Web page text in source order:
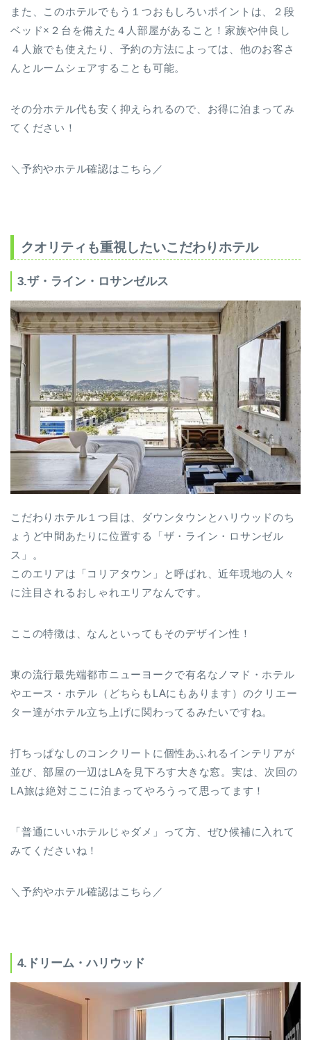
また、このホテルでもう１つおもしろいポイントは、２段
ベッド×２台を備えた４人部屋があること！家族や仲良し
４人旅でも使えたり、予約の方法によっては、他のお客さ
んとルームシェアすることも可能。
その分ホテル代も安く抑えられるので、お得に泊まってみ
てください！
＼予約やホテル確認はこちら／
クオリティも重視したいこだわりホテル
3.ザ・ライン・ロサンゼルス
こだわりホテル１つ目は、ダウンタウンとハリウッドのち
ょうど中間あたりに位置する「ザ・ライン・ロサンゼル
ス」。
このエリアは「コリアタウン」と呼ばれ、近年現地の人々
に注目されるおしゃれエリアなんです。
ここの特徴は、なんといってもそのデザイン性！
東の流行最先端都市ニューヨークで有名なノマド・ホテル
やエース・ホテル（どちらもLAにもあります）のクリエー
ター達がホテル立ち上げに関わってるみたいですね。
打ちっぱなしのコンクリートに個性あふれるインテリアが
並び、部屋の一辺はLAを見下ろす大きな窓。実は、次回の
LA旅は絶対ここに泊まってやろうって思ってます！
「普通にいいホテルじゃダメ」って方、ぜひ候補に入れて
みてくださいね！
＼予約やホテル確認はこちら／
4.ドリーム・ハリウッド